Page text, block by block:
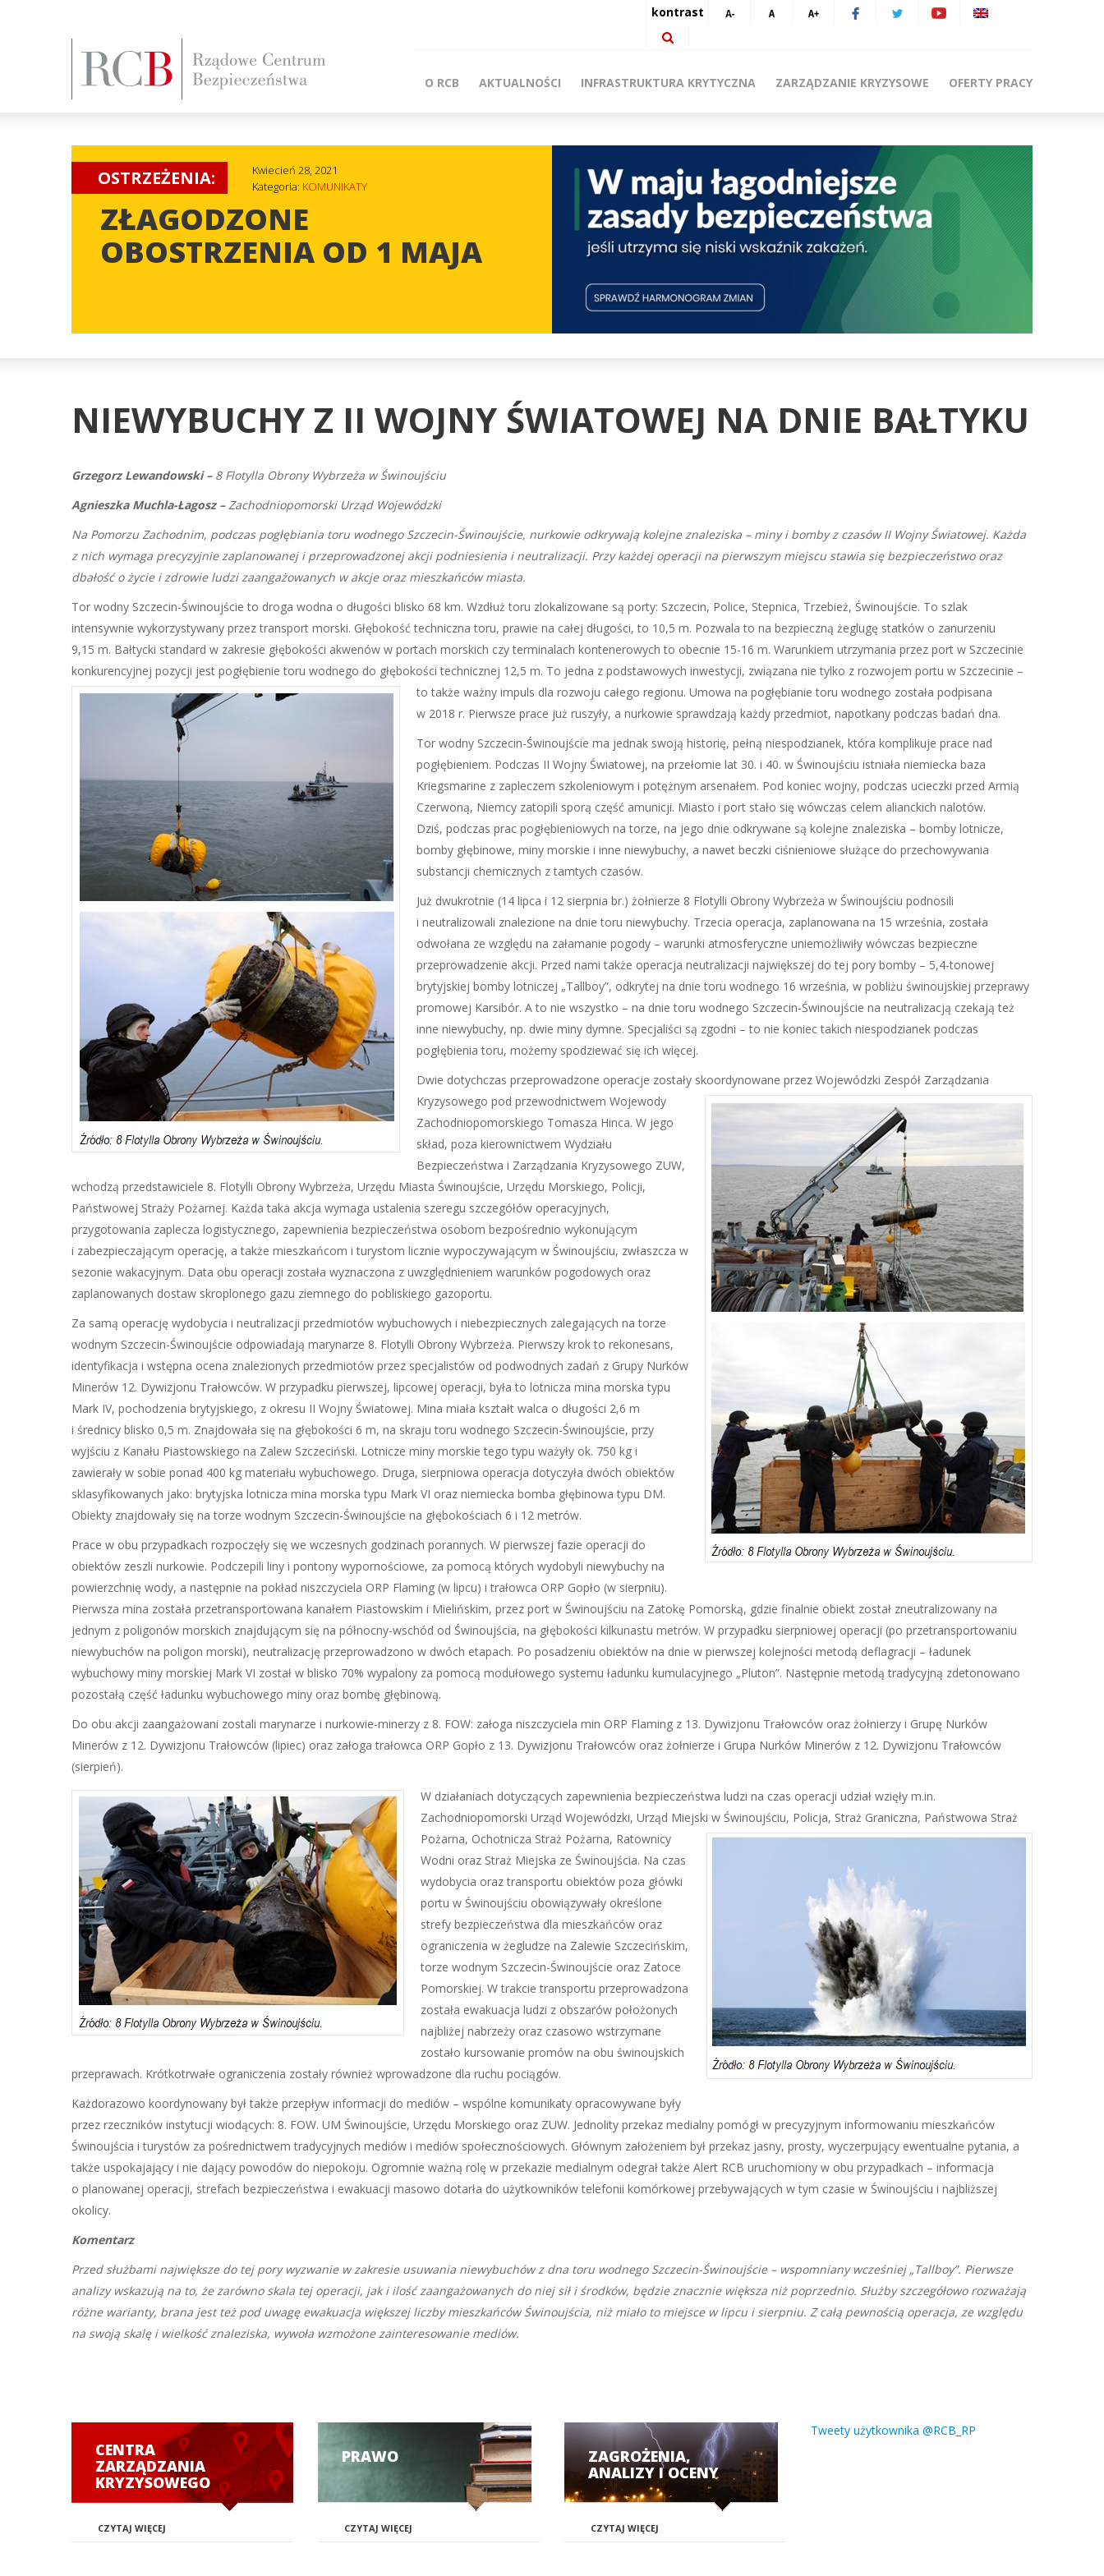
kontrast
O RCB AKTUALNOŚCI INFRASTRUKTURA KRYTYCZNA ZARZĄDZANIE KRYZYSOWE OFERTY PRACY
OSTRZEŻENIA:
Kwiecień 28, 2021
Kategoria: KOMUNIKATY
ZŁAGODZONE
OBOSTRZENIA OD 1 MAJA
NIEWYBUCHY Z II WOJNY ŚWIATOWEJ NA DNIE BAŁTYKU
Grzegorz Lewandowski – 8 Flotylla Obrony Wybrzeża w Świnoujściu
Agnieszka Muchla-Łagosz –Zachodniopomorski Urząd Wojewódzki
Na Pomorzu Zachodnim, podczas pogłębiania toru wodnego Szczecin-Świnoujście, nurkowie odkrywają kolejne znaleziska – miny i bomby z czasów II Wojny Światowej. Każda
z nich wymaga precyzyjnie zaplanowanej i przeprowadzonej akcji podniesienia i neutralizacji. Przy każdej operacji na pierwszym miejscu stawia się bezpieczeństwo oraz
dbałość o życie i zdrowie ludzi zaangażowanych w akcje oraz mieszkańców miasta.
Tor wodny Szczecin-Świnoujście to droga wodna o długości blisko 68 km. Wzdłuż toru zlokalizowane są porty: Szczecin, Police, Stepnica, Trzebież, Świnoujście. To szlak
intensywnie wykorzystywany przez transport morski. Głębokość techniczna toru, prawie na całej długości, to 10,5 m. Pozwala to na bezpieczną żeglugę statków o zanurzeniu
9,15 m. Bałtycki standard w zakresie głębokości akwenów w portach morskich czy terminalach kontenerowych to obecnie 15-16 m. Warunkiem utrzymania przez port w Szczecinie
konkurencyjnej pozycji jest pogłębienie toru wodnego do głębokości technicznej 12,5 m. To jedna z podstawowych inwestycji, związana nie tylko z rozwojem portu w Szczecinie –
to także ważny impuls dla rozwoju całego regionu. Umowa na pogłębianie toru wodnego została podpisana
w 2018 r. Pierwsze prace już ruszyły, a nurkowie sprawdzają każdy przedmiot, napotkany podczas badań dna.
Tor wodny Szczecin-Świnoujście ma jednak swoją historię, pełną niespodzianek, która komplikuje prace nad
pogłębieniem. Podczas II Wojny Światowej, na przełomie lat 30. i 40. w Świnoujściu istniała niemiecka baza
Kriegsmarine z zapleczem szkoleniowym i potężnym arsenałem. Pod koniec wojny, podczas ucieczki przed Armią
Czerwoną, Niemcy zatopili sporą część amunicji. Miasto i port stało się wówczas celem alianckich nalotów.
Dziś, podczas prac pogłębieniowych na torze, na jego dnie odkrywane są kolejne znaleziska – bomby lotnicze,
bomby głębinowe, miny morskie i inne niewybuchy, a nawet beczki ciśnieniowe służące do przechowywania
substancji chemicznych z tamtych czasów.
Już dwukrotnie (14 lipca i 12 sierpnia br.) żołnierze 8 Flotylli Obrony Wybrzeża w Świnoujściu podnosili
i neutralizowali znalezione na dnie toru niewybuchy. Trzecia operacja, zaplanowana na 15 września, została
odwołana ze względu na załamanie pogody – warunki atmosferyczne uniemożliwiły wówczas bezpieczne
przeprowadzenie akcji. Przed nami także operacja neutralizacji największej do tej pory bomby – 5,4-tonowej
brytyjskiej bomby lotniczej „Tallboy”, odkrytej na dnie toru wodnego 16 września, w pobliżu świnoujskiej przeprawy
promowej Karsibór. A to nie wszystko – na dnie toru wodnego Szczecin-Świnoujście na neutralizacją czekają też
inne niewybuchy, np. dwie miny dymne. Specjaliści są zgodni – to nie koniec takich niespodzianek podczas
pogłębienia toru, możemy spodziewać się ich więcej.
Dwie dotychczas przeprowadzone operacje zostały skoordynowane przez Wojewódzki Zespół Zarządzania
Kryzysowego pod przewodnictwem Wojewody
Zachodniopomorskiego Tomasza Hinca. W jego
skład, poza kierownictwem Wydziału
Bezpieczeństwa i Zarządzania Kryzysowego ZUW,
wchodzą przedstawiciele 8. Flotylli Obrony Wybrzeża, Urzędu Miasta Świnoujście, Urzędu Morskiego, Policji,
Państwowej Straży Pożarnej. Każda taka akcja wymaga ustalenia szeregu szczegółów operacyjnych,
przygotowania zaplecza logistycznego, zapewnienia bezpieczeństwa osobom bezpośrednio wykonującym
i zabezpieczającym operację, a także mieszkańcom i turystom licznie wypoczywającym w Świnoujściu, zwłaszcza w
sezonie wakacyjnym. Data obu operacji została wyznaczona z uwzględnieniem warunków pogodowych oraz
zaplanowanych dostaw skroplonego gazu ziemnego do pobliskiego gazoportu.
Za samą operację wydobycia i neutralizacji przedmiotów wybuchowych i niebezpiecznych zalegających na torze
wodnym Szczecin-Świnoujście odpowiadają marynarze 8. Flotylli Obrony Wybrzeża. Pierwszy krok to rekonesans,
identyfikacja i wstępna ocena znalezionych przedmiotów przez specjalistów od podwodnych zadań z Grupy Nurków
Minerów 12. Dywizjonu Trałowców. W przypadku pierwszej, lipcowej operacji, była to lotnicza mina morska typu
Mark IV, pochodzenia brytyjskiego, z okresu II Wojny Światowej. Mina miała kształt walca o długości 2,6 m
i średnicy blisko 0,5 m. Znajdowała się na głębokości 6 m, na skraju toru wodnego Szczecin-Świnoujście, przy
wyjściu z Kanału Piastowskiego na Zalew Szczeciński. Lotnicze miny morskie tego typu ważyły ok. 750 kg i
zawierały w sobie ponad 400 kg materiału wybuchowego. Druga, sierpniowa operacja dotyczyła dwóch obiektów
sklasyfikowanych jako: brytyjska lotnicza mina morska typu Mark VI oraz niemiecka bomba głębinowa typu DM.
Obiekty znajdowały się na torze wodnym Szczecin-Świnoujście na głębokościach 6 i 12 metrów.
Prace w obu przypadkach rozpoczęły się we wczesnych godzinach porannych. W pierwszej fazie operacji do
obiektów zeszli nurkowie. Podczepili liny i pontony wypornościowe, za pomocą których wydobyli niewybuchy na
powierzchnię wody, a następnie na pokład niszczyciela ORP Flaming (w lipcu) i trałowca ORP Gopło (w sierpniu).
Pierwsza mina została przetransportowana kanałem Piastowskim i Mielińskim, przez port w Świnoujściu na Zatokę Pomorską, gdzie finalnie obiekt został zneutralizowany na
jednym z poligonów morskich znajdującym się na północny-wschód od Świnoujścia, na głębokości kilkunastu metrów. W przypadku sierpniowej operacji (po przetransportowaniu
niewybuchów na poligon morski), neutralizację przeprowadzono w dwóch etapach. Po posadzeniu obiektów na dnie w pierwszej kolejności metodą deflagracji – ładunek
wybuchowy miny morskiej Mark VI został w blisko 70% wypalony za pomocą modułowego systemu ładunku kumulacyjnego „Pluton”. Następnie metodą tradycyjną zdetonowano
pozostałą część ładunku wybuchowego miny oraz bombę głębinową.
Do obu akcji zaangażowani zostali marynarze i nurkowie-minerzy z 8. FOW: załoga niszczyciela min ORP Flaming z 13. Dywizjonu Trałowców oraz żołnierzy i Grupę Nurków
Minerów z 12. Dywizjonu Trałowców (lipiec) oraz załoga trałowca ORP Gopło z 13. Dywizjonu Trałowców oraz żołnierze i Grupa Nurków Minerów z 12. Dywizjonu Trałowców
(sierpień).
W działaniach dotyczących zapewnienia bezpieczeństwa ludzi na czas operacji udział wzięły m.in.
Zachodniopomorski Urząd Wojewódzki, Urząd Miejski w Świnoujściu, Policja, Straż Graniczna, Państwowa Straż
Pożarna, Ochotnicza Straż Pożarna, Ratownicy
Wodni oraz Straż Miejska ze Świnoujścia. Na czas
wydobycia oraz transportu obiektów poza główki
portu w Świnoujściu obowiązywały określone
strefy bezpieczeństwa dla mieszkańców oraz
ograniczenia w żegludze na Zalewie Szczecińskim,
torze wodnym Szczecin-Świnoujście oraz Zatoce
Pomorskiej. W trakcie transportu przeprowadzona
została ewakuacja ludzi z obszarów położonych
najbliżej nabrzeży oraz czasowo wstrzymane
zostało kursowanie promów na obu świnoujskich
przeprawach. Krótkotrwałe ograniczenia zostały również wprowadzone dla ruchu pociągów.
Każdorazowo koordynowany był także przepływ informacji do mediów – wspólne komunikaty opracowywane były
przez rzeczników instytucji wiodących: 8. FOW. UM Świnoujście, Urzędu Morskiego oraz ZUW. Jednolity przekaz medialny pomógł w precyzyjnym informowaniu mieszkańców
Świnoujścia i turystów za pośrednictwem tradycyjnych mediów i mediów społecznościowych. Głównym założeniem był przekaz jasny, prosty, wyczerpujący ewentualne pytania, a
także uspokajający i nie dający powodów do niepokoju. Ogromnie ważną rolę w przekazie medialnym odegrał także Alert RCB uruchomiony w obu przypadkach – informacja
o planowanej operacji, strefach bezpieczeństwa i ewakuacji masowo dotarła do użytkowników telefonii komórkowej przebywających w tym czasie w Świnoujściu i najbliższej
okolicy.
Komentarz
Przed służbami największe do tej pory wyzwanie w zakresie usuwania niewybuchów z dna toru wodnego Szczecin-Świnoujście – wspomniany wcześniej „Tallboy”. Pierwsze
analizy wskazują na to, że zarówno skala tej operacji, jak i ilość zaangażowanych do niej sił i środków, będzie znacznie większa niż poprzednio. Służby szczegółowo rozważają
różne warianty, brana jest też pod uwagę ewakuacja większej liczby mieszkańców Świnoujścia, niż miało to miejsce w lipcu i sierpniu. Z całą pewnością operacja, ze względu
na swoją skalę i wielkość znaleziska, wywoła wzmożone zainteresowanie mediów.
CENTRA
ZARZĄDZANIA
KRYZYSOWEGO
CZYTAJ WIĘCEJ
PRAWO
CZYTAJ WIĘCEJ
ZAGROŻENIA,
ANALIZY I OCENY
CZYTAJ WIĘCEJ
Tweety użytkownika @RCB_RP